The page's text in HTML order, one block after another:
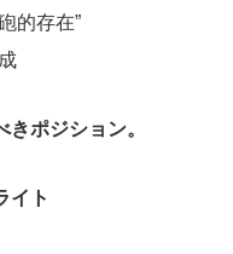
的存在”
ポジション。
イト